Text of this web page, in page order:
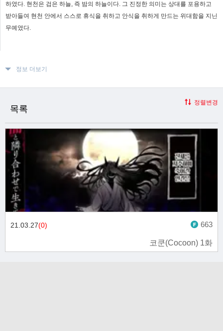
하였다. 현천은 검은 하늘, 즉 밤의 하늘이다. 그 진정한 의미는 상대를 포용하고
받아들여 현천 안에서 스스로 휴식을 취하고 안식을 취하게 만드는 위대함을 지닌
무예였다.
정보 더보기
목록
정렬변경
코쿤(Cocoon) 1화
21.03.27(0) 663